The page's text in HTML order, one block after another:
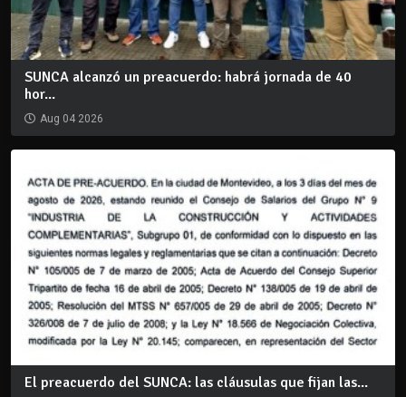
SUNCA alcanzó un preacuerdo: habrá jornada de 40
hor...
Aug 04 2026
El preacuerdo del SUNCA: las cláusulas que fijan las...